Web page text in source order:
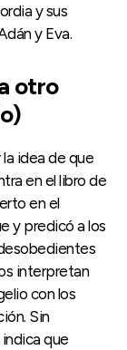
y sus
y Eva.
otro
idea de que
en el libro de
en el
y predicó a los
interpretan
con los
Sin
que